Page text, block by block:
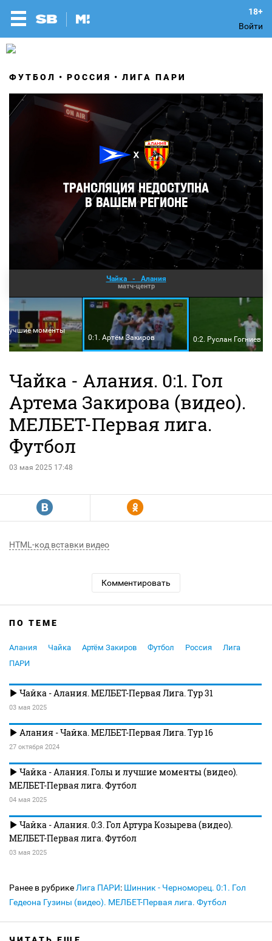
Войти
ФУТБОЛ РОССИЯ ЛИГА ПАРИ
Чайка - Алания
матч-центр
лучшие моменты
0:1. Артём Закиров 0:2. Руслан Гогниев
Чайка - Алания. 0:1. Гол
Артема Закирова (видео).
МЕЛБЕТ-Первая лига.
Футбол
03 мая 2025 17:48
R Y
HTML-код вставки видео
Комментировать
ПО ТЕМЕ
Алания Чайка Артём Закиров Футбол Россия
Лига
ПАРИ
Чайка - Алания. МЕЛБЕТ-Первая Лига. Тур 31
03 мая 2025
Алания - Чайка. МЕЛБЕТ-Первая Лига. Тур 16
27 октября 2024
Чайка - Алания. Голы и лучшие моменты (видео).
МЕЛБЕТ-Первая лига. Футбол
04 мая 2025
Чайка - Алания. 0:3. Гол Артура Козырева (видео).
МЕЛБЕТ-Первая лига. Футбол
03 мая 2025
Ранее в рубрике Лига ПАРИ: Шинник - Черноморец. 0:1. Гол
Гедеона Гузины (видео). МЕЛБЕТ-Первая лига. Футбол